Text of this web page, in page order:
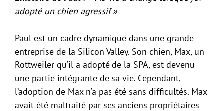
adopté un chien agressif »
Paul est un cadre dynamique dans une grande
entreprise de la Silicon Valley. Son chien, Max, un
Rottweiler qu’il a adopté de la SPA, est devenu
une partie intégrante de sa vie. Cependant,
l’adoption de Max n’a pas été sans difficultés. Max
avait été maltraité par ses anciens propriétaires